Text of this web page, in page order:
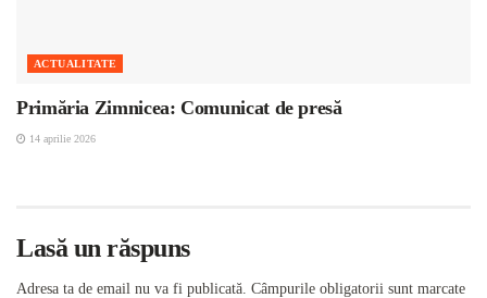
ACTUALITATE
Primăria Zimnicea: Comunicat de presă
14 aprilie 2026
Lasă un răspuns
Adresa ta de email nu va fi publicată. Câmpurile obligatorii sunt marcate